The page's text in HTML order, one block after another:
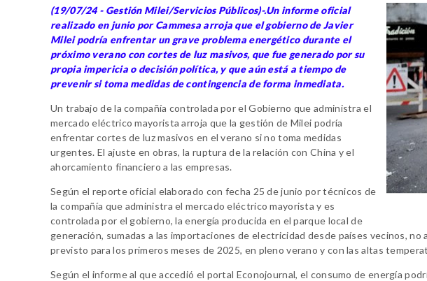
(19/07/24 - Gestión Milei/Servicios Públicos)-.Un informe oficial
realizado en junio por Cammesa arroja que el gobierno de Javier
Milei podría enfrentar un grave problema energético durante el
próximo verano con cortes de luz masivos, que fue generado por su
propia impericia o decisión política, y que aún está a tiempo de
prevenir si toma medidas de contingencia de forma inmediata.
Un trabajo de la compañía controlada por el Gobierno que administra el
mercado eléctrico mayorista arroja que la gestión de Milei podría
enfrentar cortes de luz masivos en el verano si no toma medidas
urgentes. El ajuste en obras, la ruptura de la relación con China y el
ahorcamiento financiero a las empresas.
Según el reporte oficial elaborado con fecha 25 de junio por técnicos de
la compañía que administra el mercado eléctrico mayorista y es
controlada por el gobierno, la energía producida en el parque local de
generación, sumadas a las importaciones de electricidad desde países vecinos, no
previsto para los primeros meses de 2025, en pleno verano y con las altas
Según el informe al que accedió el portal Econojournal, el consumo de energía